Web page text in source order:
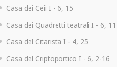
Casa dei Ceii I - 6, 15
Casa dei Quadretti teatrali I - 6, 11
Casa del Citarista I - 4, 25
Casa del Criptoportico I - 6, 2-16